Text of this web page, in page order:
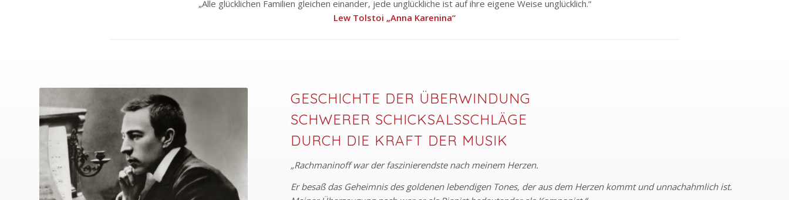
„Alle glücklichen Familien gleichen einander, jede unglückliche ist auf ihre eigene Weise unglücklich.“
Lew Tolstoi „Anna Karenina“
GESCHICHTE DER ÜBERWINDUNG
SCHWERER SCHICKSALSSCHLÄGE
DURCH DIE KRAFT DER MUSIK
„Rachmaninoff war der faszinierendste nach meinem Herzen.
Er besaß das Geheimnis des goldenen lebendigen Tones, der aus dem Herzen kommt und unnachahmlich ist.